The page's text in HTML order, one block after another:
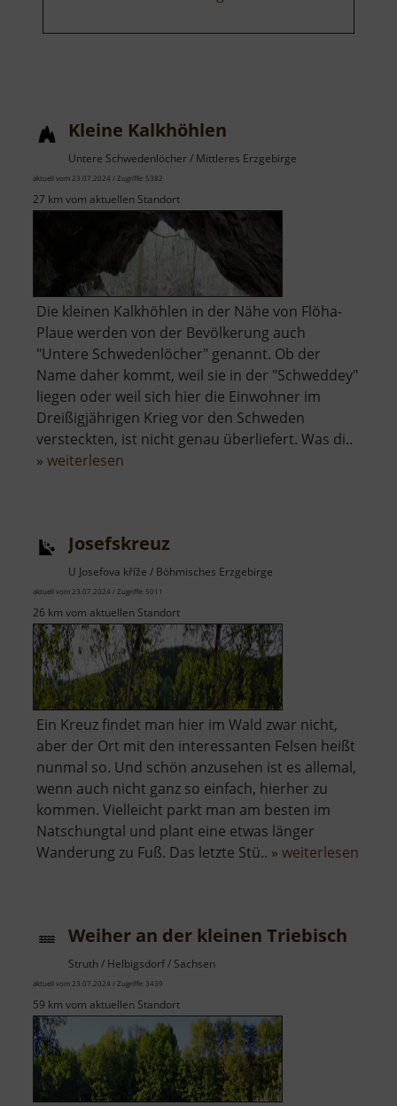
Kleine Kalkhöhlen
Untere Schwedenlöcher / Mittleres Erzgebirge
aktuell vom 23.07.2024 / Zugriffe: 5382
27 km vom aktuellen Standort
Die kleinen Kalkhöhlen in der Nähe von Flöha-
Plaue werden von der Bevölkerung auch
"Untere Schwedenlöcher" genannt. Ob der
Name daher kommt, weil sie in der "Schweddey"
liegen oder weil sich hier die Einwohner im
Dreißigjährigen Krieg vor den Schweden
versteckten, ist nicht genau überliefert. Was di..
» weiterlesen
Josefskreuz
U Josefova kříže / Böhmisches Erzgebirge
aktuell vom 23.07.2024 / Zugriffe: 5011
26 km vom aktuellen Standort
Ein Kreuz findet man hier im Wald zwar nicht,
aber der Ort mit den interessanten Felsen heißt
nunmal so. Und schön anzusehen ist es allemal,
wenn auch nicht ganz so einfach, hierher zu
kommen. Vielleicht parkt man am besten im
Natschungtal und plant eine etwas länger
Wanderung zu Fuß. Das letzte Stü.. » weiterlesen
Weiher an der kleinen Triebisch
Struth / Helbigsdorf / Sachsen
aktuell vom 23.07.2024 / Zugriffe: 3439
59 km vom aktuellen Standort